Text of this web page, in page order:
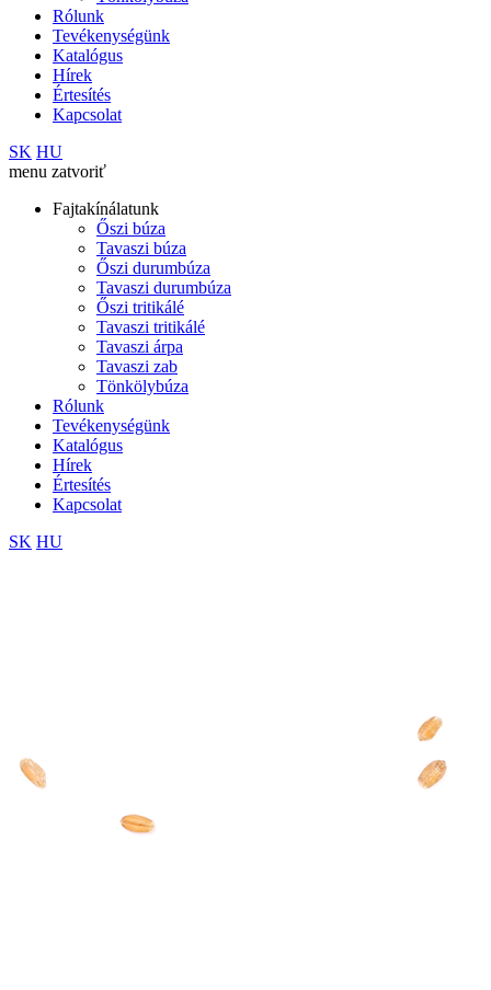
Rólunk
Tevékenységünk
Katalógus
Hírek
Értesítés
Kapcsolat
SK HU
menu zatvoriť
Fajtakínálatunk
Őszi búza
Tavaszi búza
Őszi durumbúza
Tavaszi durumbúza
Őszi tritikálé
Tavaszi tritikálé
Tavaszi árpa
Tavaszi zab
Tönkölybúza
Rólunk
Tevékenységünk
Katalógus
Hírek
Értesítés
Kapcsolat
SK HU